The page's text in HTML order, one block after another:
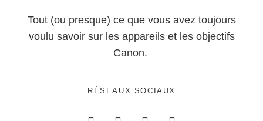
Tout (ou presque) ce que vous avez toujours
voulu savoir sur les appareils et les objectifs
Canon.
RÉSEAUX SOCIAUX